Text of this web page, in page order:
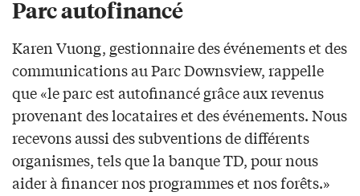
Parc autofinancé
Karen Vuong, gestionnaire des événements et des
communications au Parc Downsview, rappelle
que «le parc est autofinancé grâce aux revenus
provenant des locataires et des événements. Nous
recevons aussi des subventions de différents
organismes, tels que la banque TD, pour nous
aider à financer nos programmes et nos forêts.»